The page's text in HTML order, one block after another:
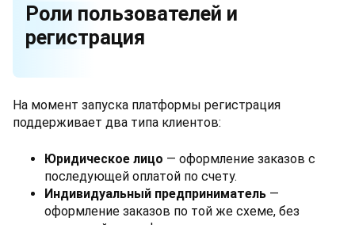
Роли пользователей и
регистрация
На момент запуска платформы регистрация
поддерживает два типа клиентов:
Юридическое лицо — оформление заказов с
последующей оплатой по счету.
Индивидуальный предприниматель —
оформление заказов по той же схеме, без